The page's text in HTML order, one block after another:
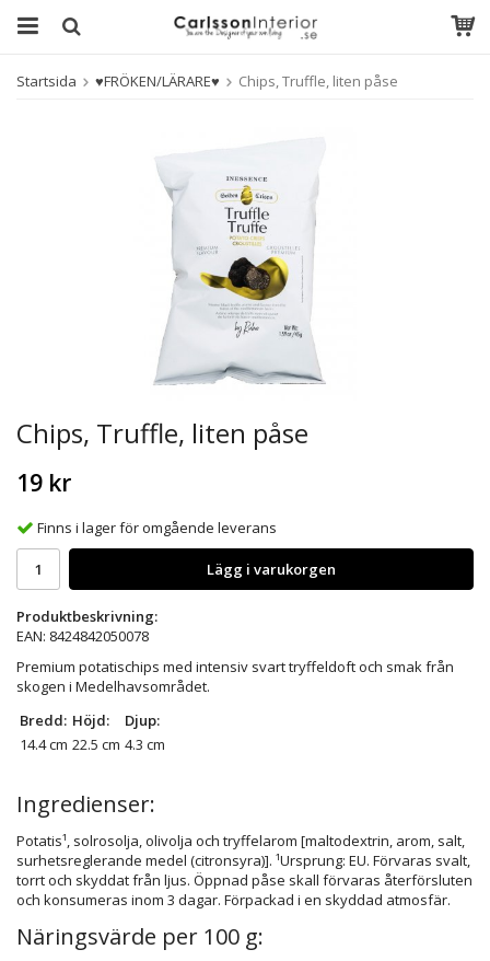
Startsida ♥FRÖKEN/LÄRARE♥ Chips, Truffle, liten påse
Chips, Truffle, liten påse
19 kr
Finns i lager för omgående leverans
Lägg i varukorgen
Produktbeskrivning:
EAN: 8424842050078
Premium potatischips med intensiv svart tryffeldoft och smak från
skogen i Medelhavsområdet.
Bredd: Höjd:
Djup:
14.4 cm 22.5 cm 4.3 cm
Ingredienser:
Potatis¹, solrosolja, olivolja och tryffelarom [maltodextrin, arom, salt,
surhetsreglerande medel (citronsyra)]. ¹Ursprung: EU. Förvaras svalt,
torrt och skyddat från ljus. Öppnad påse skall förvaras återförsluten
och konsumeras inom 3 dagar. Förpackad i en skyddad atmosfär.
Näringsvärde per 100 g: